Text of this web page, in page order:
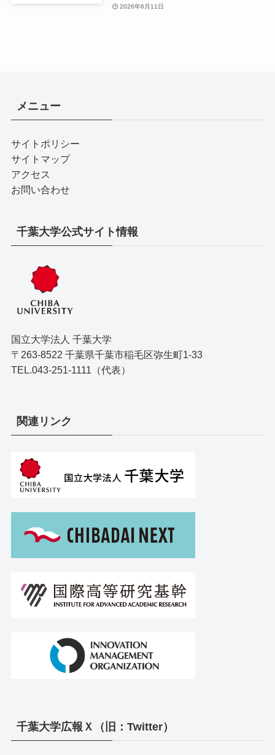
2026年6月11日
メニュー
サイトポリシー
サイトマップ
アクセス
お問い合わせ
千葉大学公式サイト情報
国立大学法人 千葉大学
〒263-8522 千葉県千葉市稲毛区弥生町1-33
TEL.043-251-1111（代表）
関連リンク
千葉大学広報Ｘ（旧：Twitter）